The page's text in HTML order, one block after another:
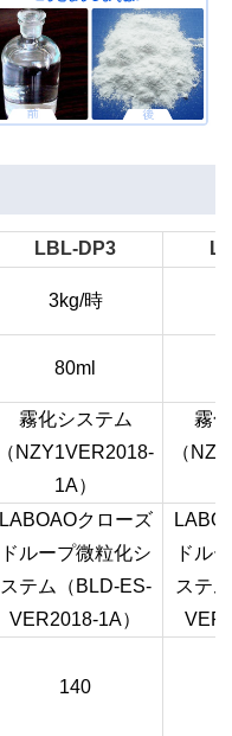
LBL-DP3
3kg/時
80ml
霧化システム
（ NZY1VER2018-
1A）
霧
（
LABOAOクローズ
ドループ微粒化シ
ステム（ BLD-ES-
VER2018-1A）
ドル
ステ
140